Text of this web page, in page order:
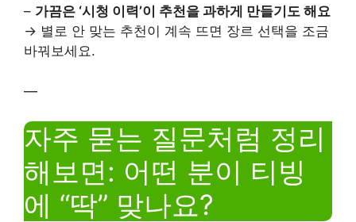
– 가끔은 ‘시청 이력’이 추천을 과하게 만들기도 해요
→ 별로 안 맞는 추천이 계속 뜨면 장르 선택을 조금
바꿔보세요.
—
자주 묻는 질문처럼 정리
해보면: 어떤 분이 티빙
에 “딱” 맞나요?